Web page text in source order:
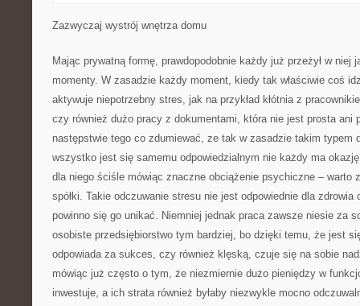
Zazwyczaj wystrój wnętrza domu
Mając prywatną formę, prawdopodobnie każdy już przeżył w niej
momenty. W zasadzie każdy moment, kiedy tak właściwie coś
aktywuje niepotrzebny stres, jak na przykład kłótnia z
czy również dużo pracy z dokumentami, która nie jest prosta ani
następstwie tego co zdumiewać, ze tak w zasadzie takim typem
wszystko jest się samemu odpowiedzialnym nie każdy ma
dla niego ściśle mówiąc znaczne obciążenie psychiczne – warto
spółki. Takie odczuwanie stresu nie jest odpowiednie dla zdrowia
powinno się go unikać. Niemniej jednak praca zawsze niesie za
osobiste przedsiębiorstwo tym bardziej, bo dzięki temu, że jest
odpowiada za sukces, czy również klęską, czuje się na sobie
mówiąc już często o tym, że niezmiernie dużo pieniędzy w
inwestuje, a ich strata również byłaby niezwykle mocno